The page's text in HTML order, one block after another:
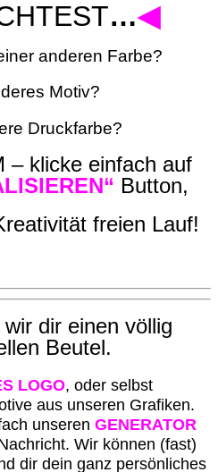
…◀
anderen Farbe?
Motiv?
Druckfarbe?
– klicke einfach auf
Button,
freien Lauf!
dir einen völlig
Beutel.
LOGO, oder selbst
aus unseren Grafiken.
unseren GENERATOR
Wir können (fast)
dir dein ganz persönliches